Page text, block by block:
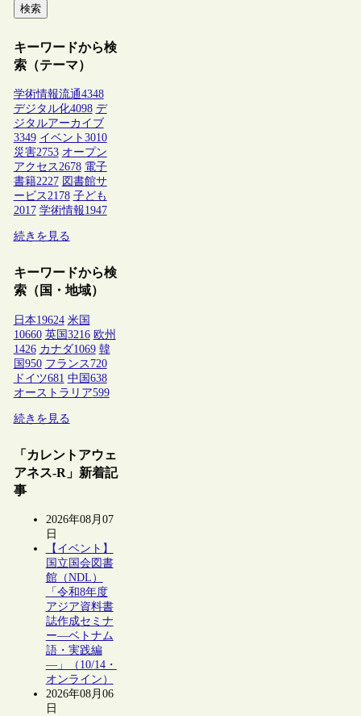
検索
キーワードから検
索（テーマ）
学術情報流通4348
デジタル化4098 デ
ジタルアーカイブ
3349 イベント 3010
災害2753 オープン
アクセス2678 電子
書籍2227 図書館サ
ービス2178 子ども
2017 学術情報1947
続きを見る
キーワードから検
索（国・地域）
日本19624 米国
10660 英国 3216 欧州
1426 カナダ1069 韓
国 950 フランス 720
ドイツ681 中国 638
オーストラリア599
続きを見る
「カレントアウェ
アネス-R」新着記
事
2026年08月07
日
【イベント】
国立国会図書
館（NDL）
「令和8年度
アジア資料書
誌作成セミナ
ー―ベトナム
語・実践編
―」（10/14・
オンライン）
2026年08月06
日